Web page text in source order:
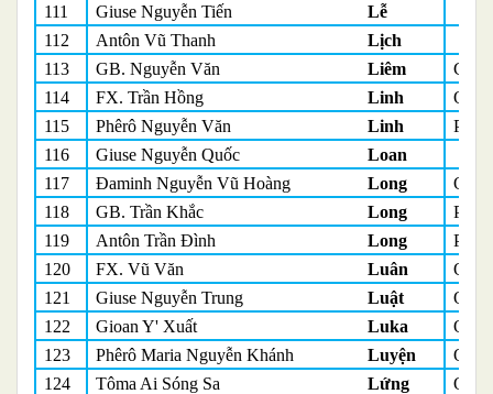
111
Giuse Nguyễn Tiến
Lễ
112
Antôn Vũ Thanh
Lịch
113
GB. Nguyễn Văn Liêm
114
FX. Trần Hồng Linh
115
Phêrô Nguyễn Văn Linh
Phó
116
Giuse Nguyễn Quốc
Loan
117
Đaminh Nguyễn Vũ Hoàng Long
118
GB. Trần Khắc Long
Phó
119
Antôn Trần Đình Long
Phó
120
FX. Vũ Văn Luân
121
Giuse Nguyễn Trung Luật
122
Gioan Y' Xuất Luka
123
Phêrô Maria Nguyễn Khánh Luyện
124
Tôma Ai Sóng Sa Lứng